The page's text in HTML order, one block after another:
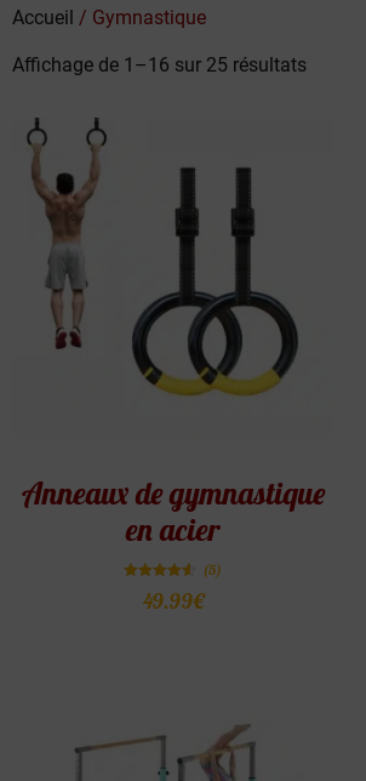
Accueil / Gymnastique
Affichage de 1–16 sur 25 résultats
Anneaux de gymnastique
en acier
4.60
(5)
49.99€